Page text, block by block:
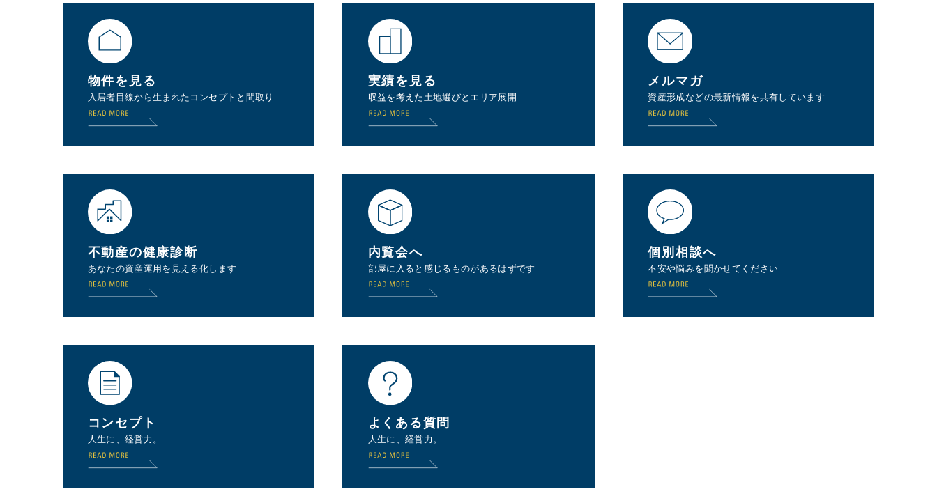
物件を見る
入居者目線から生まれたコンセプトと間取り
実績を見る
収益を考えた土地選びとエリア展開
メルマガ
資産形成などの最新情報を共有しています
不動産の健康診断
あなたの資産運用を見える化します
内覧会へ
部屋に入ると感じるものがあるはずです
個別相談へ
不安や悩みを聞かせてください
コンセプト
人生に、経営力。
よくある質問
人生に、経営力。